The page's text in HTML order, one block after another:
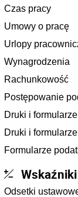
Czas pracy
Umowy o pracę
Urlopy
Wynagrodzenia
Rachunkowość
Postępowanie
Druki i
Druki i
Formularze
Wskaźniki
Odsetki